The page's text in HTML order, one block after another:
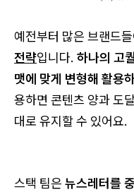
예전부터 많은 브랜드
전략입니다. 하나의 고
맷에 맞게 변형해 활용
용하면 콘텐츠 양과 도
대로 유지할 수 있어요.
스택 팀은 뉴스레터를